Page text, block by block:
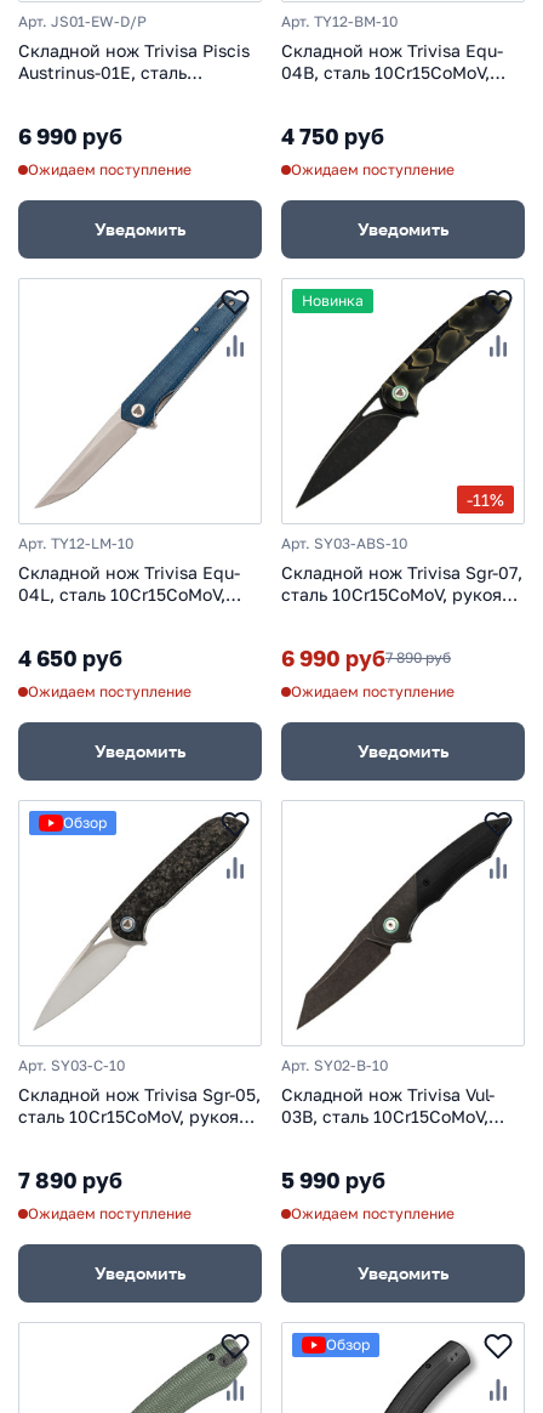
Арт. JS01-EW-D/P
Складной нож Trivisa Piscis
Austrinus-01E, сталь
6 990 руб
Ожидаем поступление
Уведомить
Арт. TY12-BM-10
Складной нож Trivisa Equ-
04B, сталь 10Cr15CoMoV,
4 750 руб
Ожидаем поступление
Уведомить
Арт. TY12-LM-10
Складной нож Trivisa Equ-
04L, сталь 10Cr15CoMoV,
4 650 руб
Ожидаем поступление
Уведомить
-11%
Новинка
Арт. SY03-ABS-10
Складной нож Trivisa Sgr-07,
сталь 10Cr15CoMoV, рукоять
6 990 руб7 890 руб
Ожидаем поступление
Уведомить
Обзор
Арт. SY03-C-10
Складной нож Trivisa Sgr-05,
сталь 10Cr15CoMoV, рукоять
7 890 руб
Ожидаем поступление
Уведомить
Арт. SY02-B-10
Складной нож Trivisa Vul-
03B, сталь 10Cr15CoMoV,
5 990 руб
Ожидаем поступление
Уведомить
Обзор